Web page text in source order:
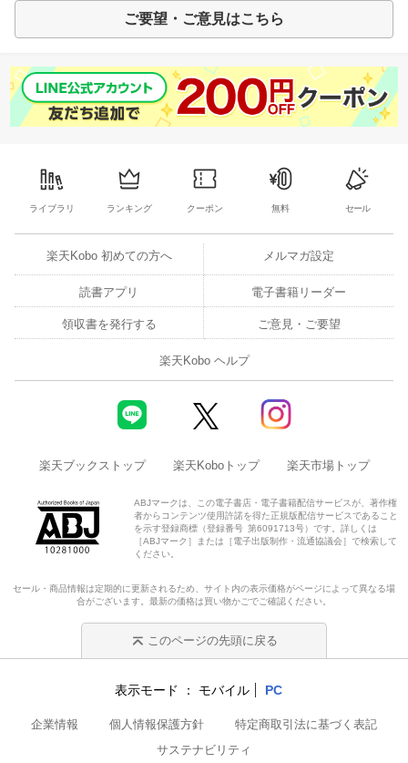
ご要望・ご意見はこちら
ライブラリ ランキング クーポン 無料 セール
楽天Kobo 初めての方へ メルマガ設定
読書アプリ 電子書籍リーダー
領収書を発行する ご意見・ご要望
楽天Kobo ヘルプ
楽天ブックストップ 楽天Koboトップ 楽天市場トップ
ABJマークは、この電子書店・電子書籍配信サービスが、著作権
者からコンテンツ使用許諾を得た正規版配信サービスであること
を示す登録商標（登録番号 第6091713号）です。詳しくは
［ABJマーク］または［電子出版制作・流通協議会］で検索して
ください。
セール・商品情報は定期的に更新されるため、サイト内の表示価格がページによって異なる場
合がございます。最新の価格は買い物かごでご確認ください。
このページの先頭に戻る
表示モード モバイル PC
企業情報 個人情報保護方針
特定商取引法に基づく表記
サステナビリティ